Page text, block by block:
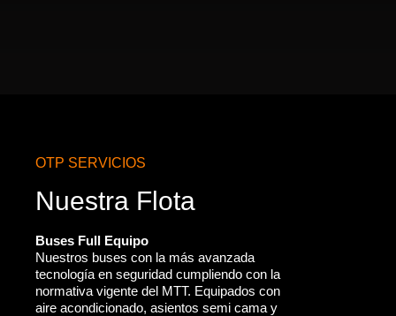
OTP SERVICIOS
Nuestra Flota
Buses Full Equipo
Nuestros buses con la más avanzada
tecnología en seguridad cumpliendo con la
normativa vigente del MTT. Equipados con
aire acondicionado, asientos semi cama y